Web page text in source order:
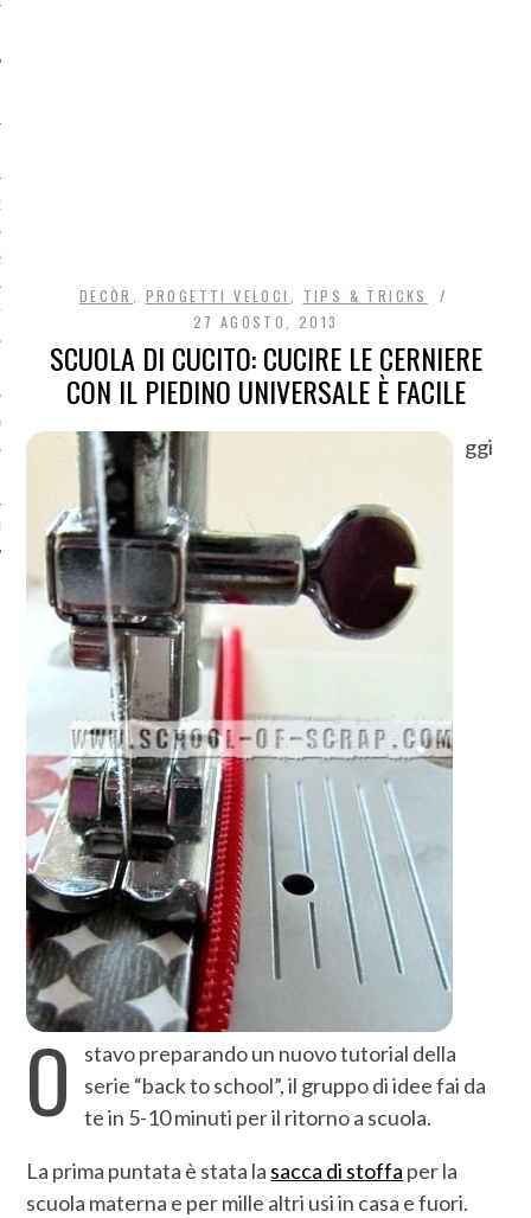
DI ACCESSO AI DATI
DECÒR PROGETTI VELOCI
TIPS & TRICKS
27 AGOSTO, 2013
SCUOLA DI CUCITO: CUCIRE LE CERNIERE
CON IL PIEDINO UNIVERSALE È FACILE
O
ggi
stavo preparando un nuovo tutorial della
serie “back to school”, il gruppo di idee fai da
te in 5-10 minuti per il ritorno a scuola.
La prima puntata è stata la sacca di stoffa per la
scuola materna e per mille altri usi in casa e fuori.